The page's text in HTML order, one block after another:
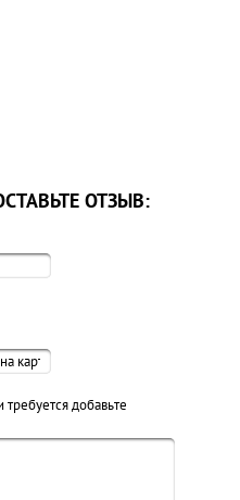
ОТЗЫВ:
добавьте